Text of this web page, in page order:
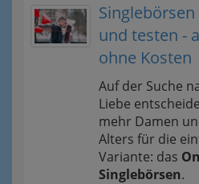
und testen -
ohne Kosten
Auf der Suche
Liebe
mehr Damen
Alters für die
Variante: das
Singlebörsen.